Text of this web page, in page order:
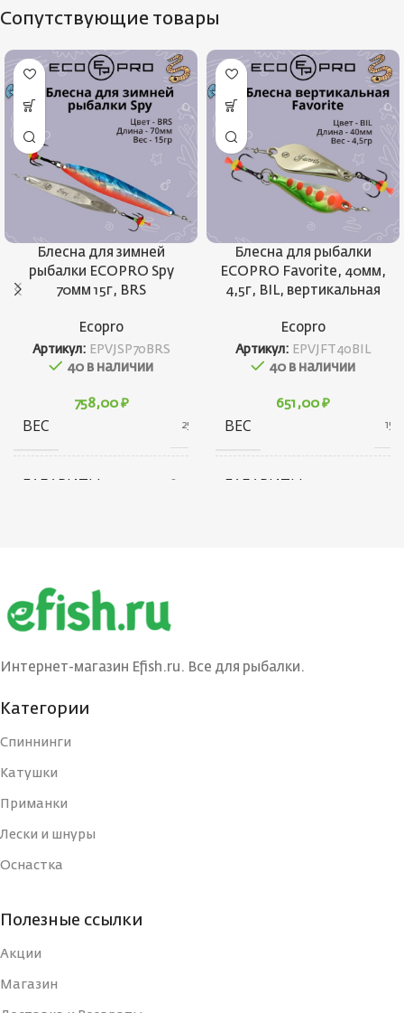
Сопутствующие товары
Блесна для зимней
рыбалки ECOPRO Spy
70мм 15г, BRS
Ecopro
Артикул: EPVJSP70BRS
40 в наличии
758,00 ₽
ВЕС 25 г
ГАБАРИТЫ
ВЕС ПРИМАНКИ
ЦВЕТ БЛЕСНЫ BRS
ДЛИНА, СМ
ТИП
УПАКОВКА
ИЗГОТОВИТЕЛЬ
Блесна для рыбалки
ECOPRO Favorite, 40мм,
4,5г, BIL, вертикальная
Ecopro
Артикул: EPVJFT40BIL
40 в наличии
651,00 ₽
ВЕС 15 г
ГАБАРИТЫ
ЦВЕТ БЛЕСНЫ
Интернет-магазин Efish.ru. Все для рыбалки.
Категории
Спиннинги
Катушки
Приманки
Лески и шнуры
Оснастка
Полезные ссылки
Акции
Магазин